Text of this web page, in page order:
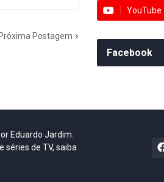
Postagem
YouTube
Facebook
Eduardo Jardim.
séries de TV, saiba